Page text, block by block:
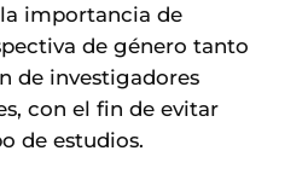
importancia de
de género tanto
de investigadores
con el fin de evitar
de estudios.